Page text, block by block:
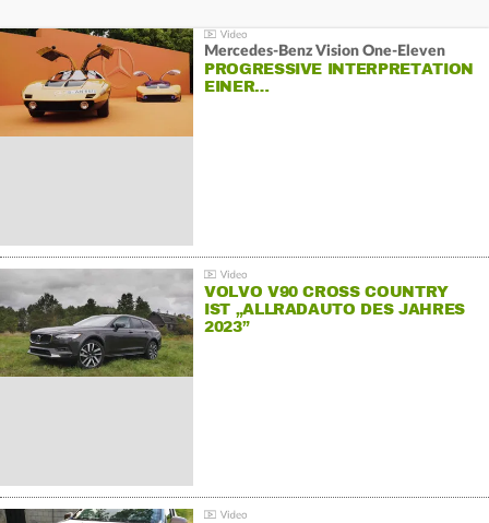
Mercedes-Benz Vision One-Eleven
PROGRESSIVE INTERPRETATION
EINER…
VOLVO V90 CROSS COUNTRY
IST „ALLRADAUTO DES JAHRES
2023”